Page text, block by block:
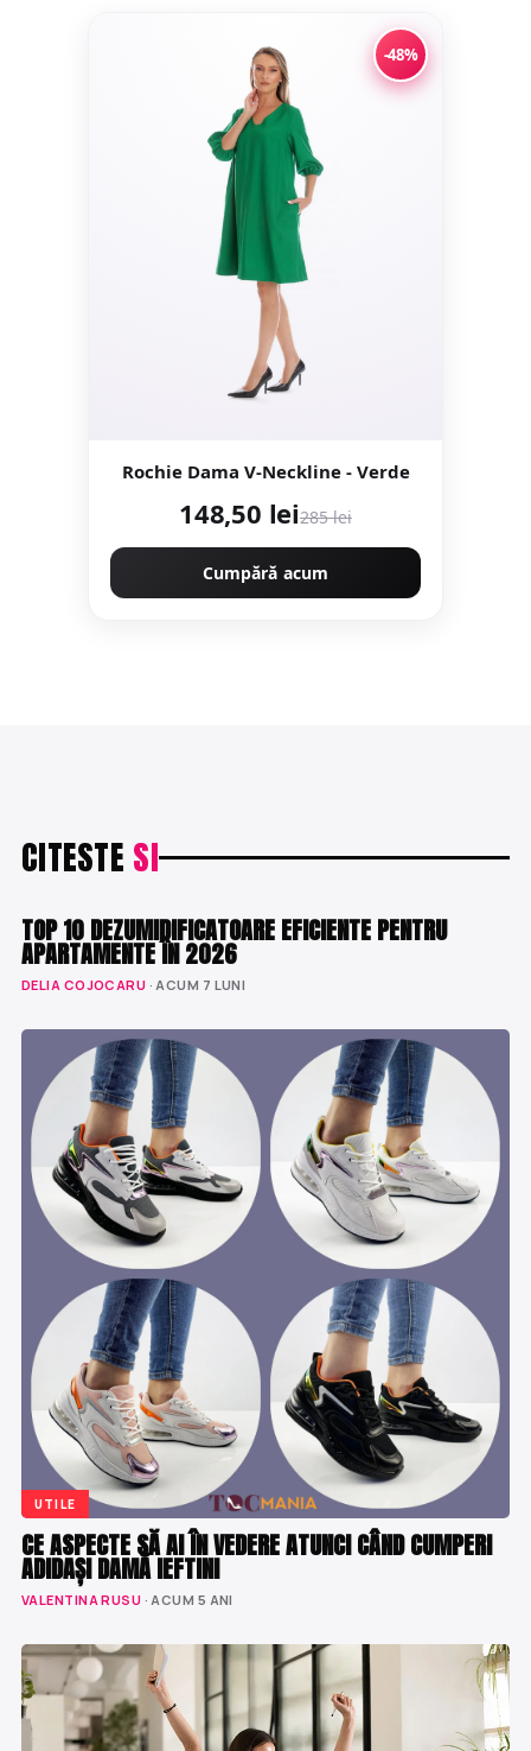
-48%
Rochie Dama V-Neckline - Verde
148,50 lei285 lei
Cumpără acum
CITESTE SI
TOP 10 DEZUMIDIFICATOARE EFICIENTE PENTRU
APARTAMENTE ÎN 2026
DELIA COJOCARU · ACUM 7 LUNI
UTILE
CE ASPECTE SĂ AI ÎN VEDERE ATUNCI CÂND CUMPERI
ADIDAȘI DAMĂ IEFTINI
VALENTINA RUSU · ACUM 5 ANI